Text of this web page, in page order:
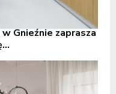
Gnieźnie zaprasza